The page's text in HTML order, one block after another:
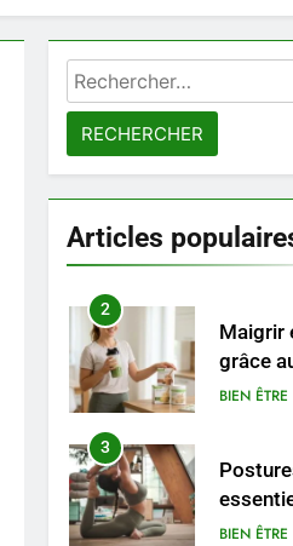
Rechercher :
Articles
1
Les
une
2
Maigrir
grâce
repas :
BIEN ÊTRE
3
du
BIEN ÊTRE